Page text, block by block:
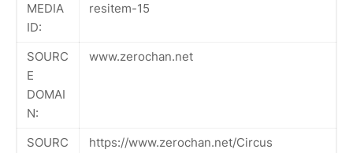
MEDIA
ID:
resitem-15
SOURC
E
DOMAI
N:
www.zerochan.net
SOURC
https://www.zerochan.net/Circus